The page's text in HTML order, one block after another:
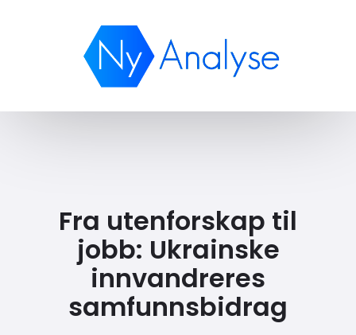
Fra utenforskap til
jobb: Ukrainske
innvandreres
samfunnsbidrag